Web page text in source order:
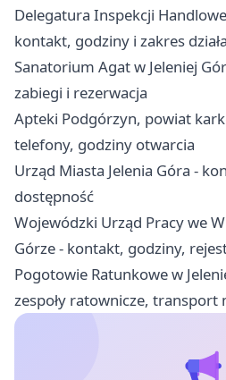
Delegatura Inspekcji
kontakt, godziny i zakres
Sanatorium Agat w Jeleniej
zabiegi i rezerwacja
Apteki Podgórzyn, powiat
telefony, godziny otwarcia
Urząd Miasta Jelenia Góra -
dostępność
Wojewódzki Urząd Pracy we
Górze - kontakt, godziny,
Pogotowie Ratunkowe w
zespoły ratownicze, transport